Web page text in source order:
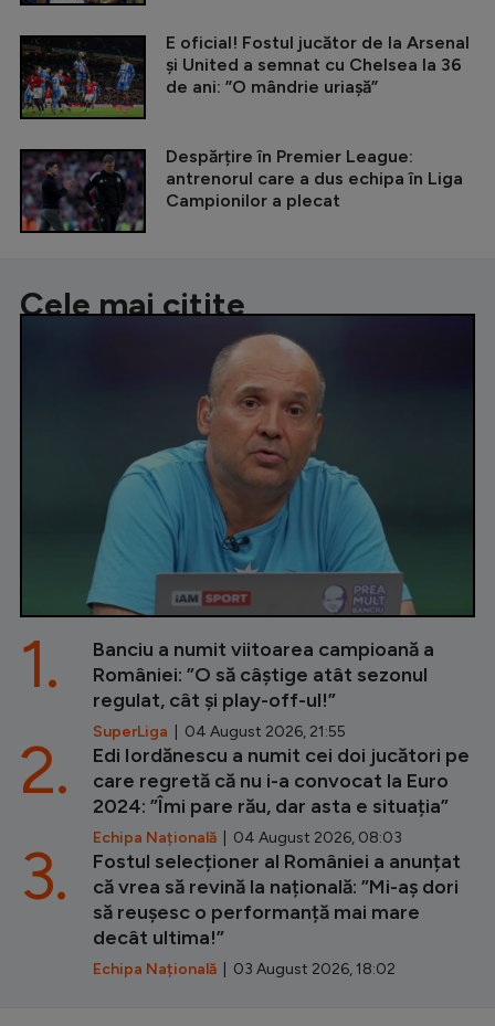
E oficial! Fostul jucător de la Arsenal
și United a semnat cu Chelsea la 36
de ani: ”O mândrie uriașă”
Despărțire în Premier League:
antrenorul care a dus echipa în Liga
Campionilor a plecat
Cele mai citite
Banciu a numit viitoarea campioană a
României: ”O să câștige atât sezonul
regulat, cât și play-off-ul!”
SuperLiga | 04 August 2026, 21:55
1.
Edi Iordănescu a numit cei doi jucători pe
care regretă că nu i-a convocat la Euro
2024: ”Îmi pare rău, dar asta e situația”
Echipa Națională | 04 August 2026, 08:03
2.
Fostul selecționer al României a anunțat
că vrea să revină la națională: ”Mi-aș dori
să reușesc o performanță mai mare
decât ultima!”
Echipa Națională | 03 August 2026, 18:02
3.